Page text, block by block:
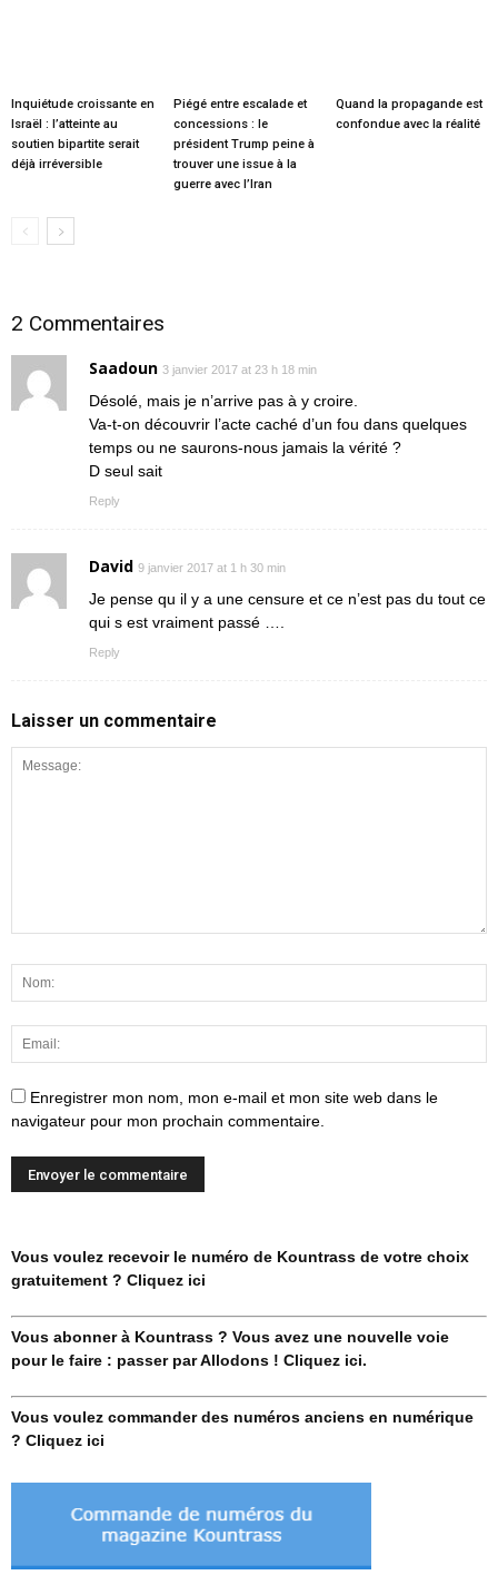
Inquiétude croissante en
Israël : l’atteinte au
soutien bipartite serait
déjà irréversible
Piégé entre escalade et
concessions : le
président Trump peine à
trouver une issue à la
guerre avec l’Iran
Quand la propagande est
confondue avec la réalité
2 Commentaires
Saadoun 3 janvier 2017 at 23 h 18 min
Désolé, mais je n’arrive pas à y croire.
Va-t-on découvrir l’acte caché d’un fou dans quelques
temps ou ne saurons-nous jamais la vérité ?
D seul sait
Reply
David 9 janvier 2017 at 1 h 30 min
Je pense qu il y a une censure et ce n’est pas du tout ce
qui s est vraiment passé ….
Reply
Laisser un commentaire
Enregistrer mon nom, mon e-mail et mon site web dans le
navigateur pour mon prochain commentaire.
Vous voulez recevoir le numéro de Kountrass de votre choix
gratuitement ? Cliquez ici
Vous abonner à Kountrass ? Vous avez une nouvelle voie
pour le faire : passer par Allodons ! Cliquez ici.
Vous voulez commander des numéros anciens en numérique
? Cliquez ici